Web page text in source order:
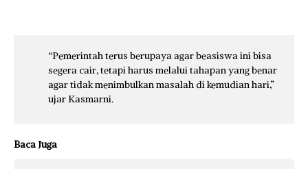
“Pemerintah terus berupaya agar beasiswa ini bisa
segera cair, tetapi harus melalui tahapan yang benar
agar tidak menimbulkan masalah di kemudian hari,”
ujar Kasmarni.
Baca Juga